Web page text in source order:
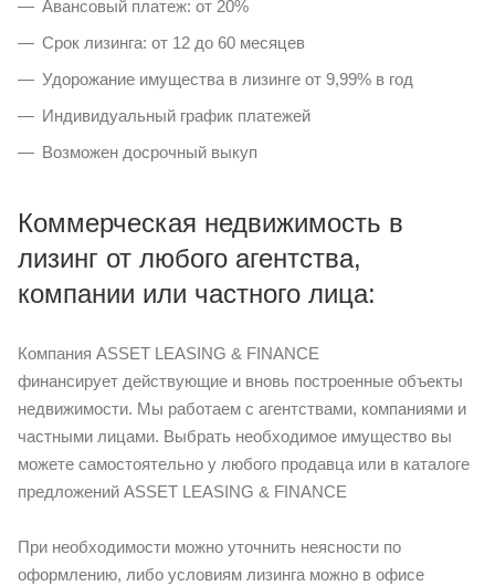
Авансовый платеж: от 20%
Срок лизинга: от 12 до 60 месяцев
Удорожание имущества в лизинге от 9,99% в год
Индивидуальный график платежей
Возможен досрочный выкуп
Коммерческая недвижимость в
лизинг от любого агентства,
компании или частного лица:
Компания ASSET LEASING & FINANCE
финансирует действующие и вновь построенные объекты
недвижимости. Мы работаем с агентствами, компаниями и
частными лицами. Выбрать необходимое имущество вы
можете самостоятельно у любого продавца или в каталоге
предложений ASSET LEASING & FINANCE
При необходимости можно уточнить неясности по
оформлению, либо условиям лизинга можно в офисе